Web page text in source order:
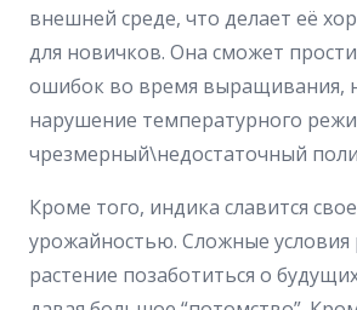
внешней среде, что делает её
для новичков. Она сможет
ошибок во время выращивания,
нарушение температурного
чрезмерный\недостаточный
Кроме того, индика славится
урожайностью. Сложные условия
растение позаботиться о